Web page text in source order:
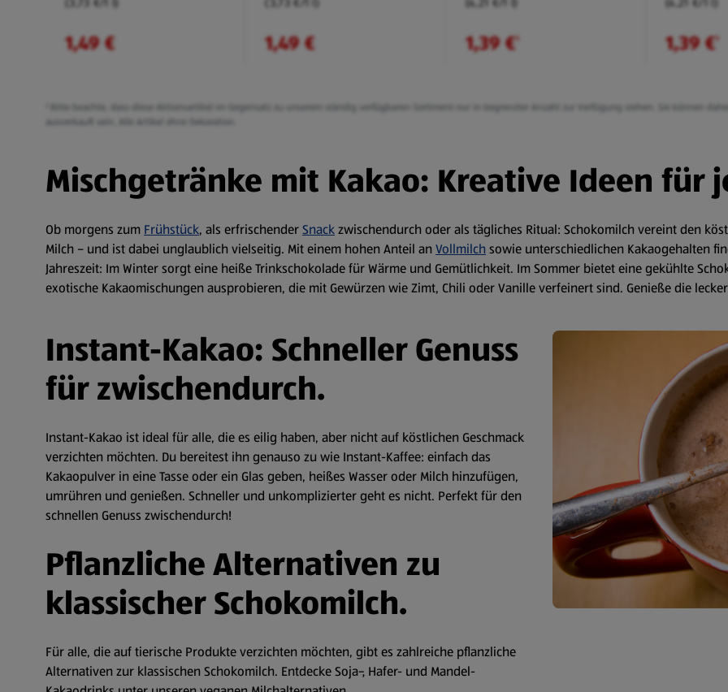
1,49 € 1,49 € 1,39 €¹ 1,39 €¹
¹ Bitte beachte, dass diese Aktionsartikel im Gegensatz zu unserem ständig verfügbaren Sortiment nur in begrenzter Anzahl zur Verfügung stehen. Sie können
ausverkauft sein. Alle Artikel ohne Dekoration.
Mischgetränke mit Kakao: Kreative Ideen für
Ob morgens zum Frühstück, als erfrischenderSnackzwischendurch oder als tägliches Ritual: Schokomilch vereint den
Milch – und ist dabei unglaublich vielseitig. Mit einem hohen Anteil an Vollmilch sowie unterschiedlichen Kakaogehalten
Jahreszeit: Im Winter sorgt eine heiße Trinkschokolade für Wärme und Gemütlichkeit. Im Sommer bietet eine gekühlte
exotische Kakaomischungen ausprobieren, die mit Gewürzen wie Zimt, Chili oder Vanille verfeinert sind. Genieße die
Instant-Kakao: Schneller Genuss
für zwischendurch.
Instant-Kakao ist ideal für alle, die es eilig haben, aber nicht auf köstlichen Geschmack
verzichten möchten. Du bereitest ihn genauso zu wie Instant-Kaffee: einfach das
Kakaopulver in eine Tasse oder ein Glas geben, heißes Wasser oder Milch hinzufügen,
umrühren und genießen. Schneller und unkomplizierter geht es nicht. Perfekt für den
schnellen Genuss zwischendurch!
Pflanzliche Alternativen zu
klassischer Schokomilch.
Für alle, die auf tierische Produkte verzichten möchten, gibt es zahlreiche pflanzliche
Alternativen zur klassischen Schokomilch. Entdecke Soja-, Hafer- und Mandel-